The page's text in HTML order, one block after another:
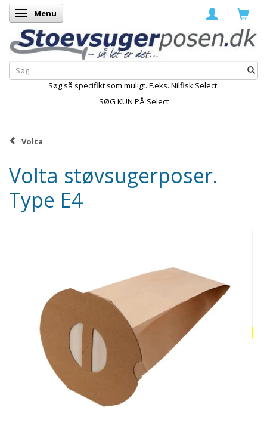
Skifte navigation
Menu
Søg så specifikt som muligt. F.eks. Nilfisk Select.
SØG KUN PÅ Select
Volta
Volta støvsugerposer.
Type E4